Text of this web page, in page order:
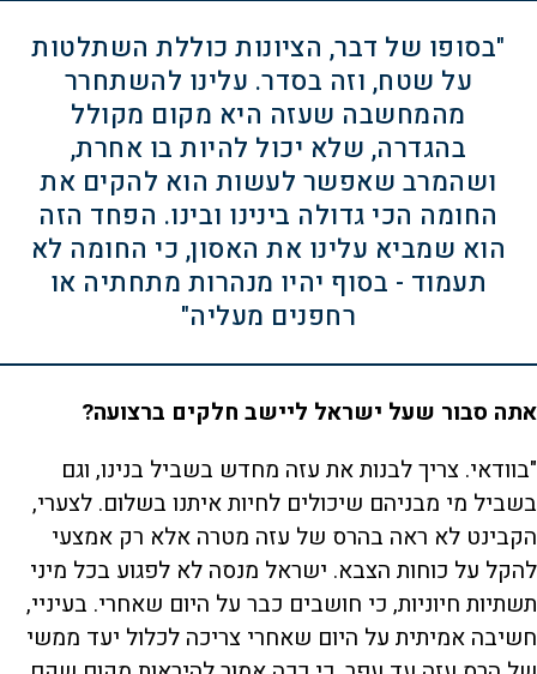
"בסופו של דבר, הציונות כוללת השתלטות
על שטח, וזה בסדר. עלינו להשתחרר
מהמחשבה שעזה היא מקום מקולל
בהגדרה, שלא יכול להיות בו אחרת,
ושהמרב שאפשר לעשות הוא להקים את
החומה הכי גדולה בינינו ובינו. הפחד הזה
הוא שמביא עלינו את האסון, כי החומה לא
תעמוד - בסוף יהיו מנהרות מתחתיה או
רחפנים מעליה"
אתה סבור שעל ישראל ליישב חלקים ברצועה?
"בוודאי. צריך לבנות את עזה מחדש בשביל בנינו, וגם
בשביל מי מבניהם שיכולים לחיות איתנו בשלום. לצערי,
הקבינט לא ראה בהרס של עזה מטרה אלא רק אמצעי
להקל על כוחות הצבא. ישראל מנסה לא לפגוע בכל מיני
תשתיות חיוניות, כי חושבים כבר על היום שאחרי. בעיניי,
חשיבה אמיתית על היום שאחרי צריכה לכלול יעד ממשי